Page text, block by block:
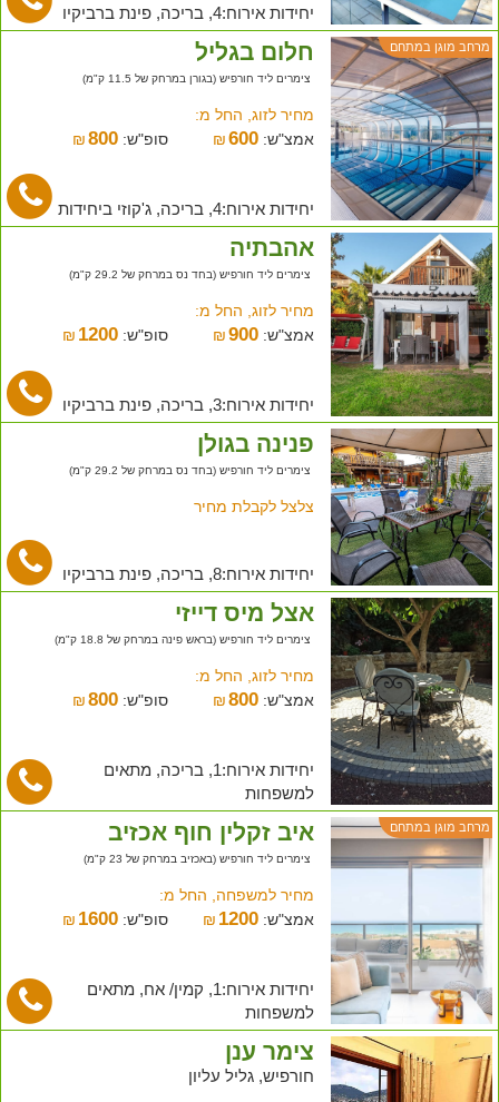
יחידות אירוח:4, בריכה, פינת ברביקיו
מרחב מוגן במתחם חלום בגליל
צימרים ליד חורפיש (בגורן במרחק של 11.5 ק"מ)
מחיר לזוג, החל מ:
אמצ"ש:
₪600 סופ"ש: ₪ 800
יחידות אירוח:4, בריכה, ג'קוזי ביחידות
אהבתיה
צימרים ליד חורפיש (בחד נס במרחק של 29.2 ק"מ)
מחיר לזוג, החל מ:
אמצ"ש:
₪900 סופ"ש: ₪ 1200
יחידות אירוח:3, בריכה, פינת ברביקיו
פנינה בגולן
צימרים ליד חורפיש (בחד נס במרחק של 29.2 ק"מ)
צלצל לקבלת מחיר
יחידות אירוח:8, בריכה, פינת ברביקיו
אצל מיס דייזי
צימרים ליד חורפיש (בראש פינה במרחק של 18.8 ק"מ)
מחיר לזוג, החל מ:
אמצ"ש:
₪800 סופ"ש: ₪ 800
יחידות אירוח:1, בריכה, מתאים
למשפחות
מרחב מוגן במתחם איב זקלין חוף אכזיב
צימרים ליד חורפיש (באכזיב במרחק של 23 ק"מ)
מחיר למשפחה, החל מ:
אמצ"ש:
₪ 1200 סופ"ש: ₪ 1600
יחידות אירוח:1, קמין/ אח, מתאים
למשפחות
צימר ענן
חורפיש, גליל עליון